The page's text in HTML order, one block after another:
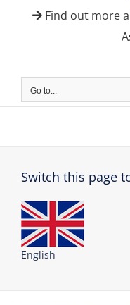
Find out more
Go to...
Switch this page
English